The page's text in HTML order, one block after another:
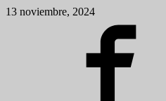
13 noviembre, 2024